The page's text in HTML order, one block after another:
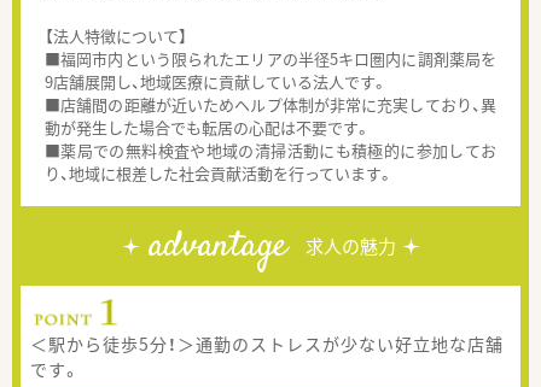
【法人特徴について】
■福岡市内という限られたエリアの半径5キロ圏内に調剤薬局を
9店舗展開し、地域医療に貢献している法人です。
■店舗間の距離が近いためヘルプ体制が非常に充実しており、異
動が発生した場合でも転居の心配は不要です。
■薬局での無料検査や地域の清掃活動にも積極的に参加してお
り、地域に根差した社会貢献活動を行っています。
advantage 求人の魅力
＜駅から徒歩5分！＞通勤のストレスが少ない好立地な店舗
です。